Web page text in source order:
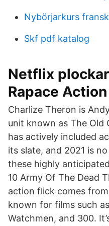
Nybörjarkurs
Skf pdf katalog
Netflix
Rapace
Charlize Theron is
unit known as The Old
has actively included
its slate, and 2021 is
these highly
10 Army Of The Dead
action flick comes
known for films such
Watchmen, and 300.